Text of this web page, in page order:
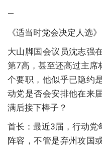
—
《适当时党会决定人选》
大山脚国会议员沈志强
第7高，甚至还高过主席
个要职，他似乎已隐约
动党是否会安排他在来
满后接下棒子？
首长：最近3届，行动党
阵容，不管是弃州攻国